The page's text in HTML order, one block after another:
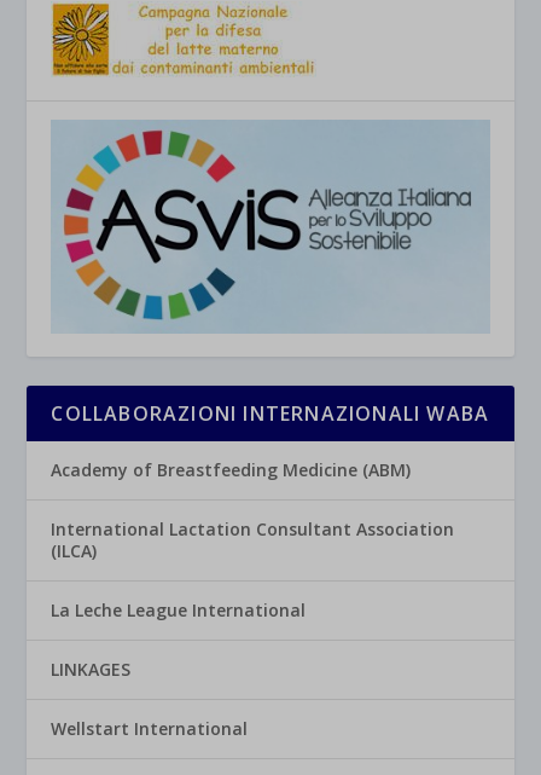
COLLABORAZIONI INTERNAZIONALI WABA
Academy of Breastfeeding Medicine (ABM)
International Lactation Consultant Association
(ILCA)
La Leche League International
LINKAGES
Wellstart International